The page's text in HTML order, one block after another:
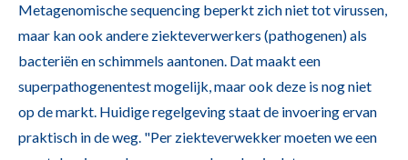
Metagenomische sequencing beperkt zich niet tot virussen,
maar kan ook andere ziekteverwerkers (pathogenen) als
bacteriën en schimmels aantonen. Dat maakt een
superpathogenentest mogelijk, maar ook deze is nog niet
op de markt. Huidige regelgeving staat de invoering ervan
praktisch in de weg. "Per ziekteverwekker moeten we een